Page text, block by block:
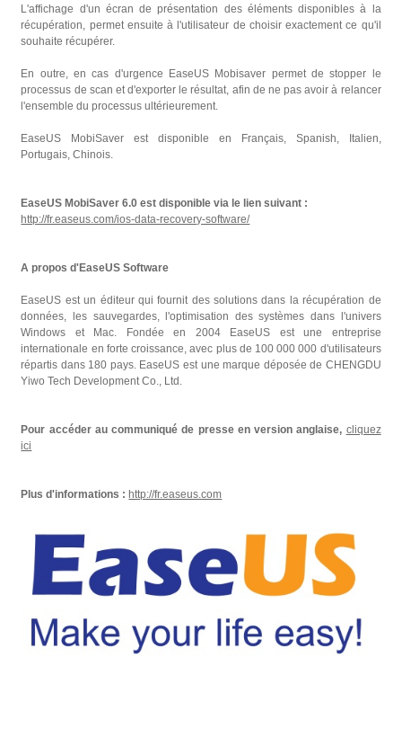
L'affichage d'un écran de présentation des éléments disponibles à la
récupération, permet ensuite à l'utilisateur de choisir exactement ce qu'il
souhaite récupérer.
En outre, en cas d'urgence EaseUS Mobisaver permet de stopper le
processus de scan et d'exporter le résultat, afin de ne pas avoir à relancer
l'ensemble du processus ultérieurement.
EaseUS MobiSaver est disponible en Français, Spanish, Italien,
Portugais, Chinois.
EaseUS MobiSaver 6.0 est disponible via le lien suivant :
http://fr.easeus.com/ios-data-recovery-software/
A propos d'EaseUS Software
EaseUS est un éditeur qui fournit des solutions dans la récupération de
données, les sauvegardes, l'optimisation des systèmes dans l'univers
Windows et Mac. Fondée en 2004 EaseUS est une entreprise
internationale en forte croissance, avec plus de 100 000 000 d'utilisateurs
répartis dans 180 pays. EaseUS est une marque déposée de CHENGDU
Yiwo Tech Development Co., Ltd.
Pour accéder au communiqué de presse en version anglaise, cliquez
ici
Plus d'informations :http://fr.easeus.com